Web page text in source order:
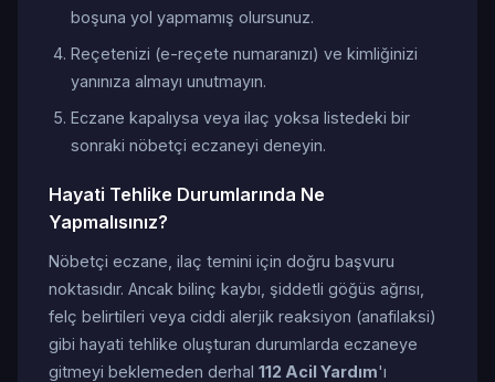
boşuna yol yapmamış olursunuz.
Reçetenizi (e-reçete numaranızı) ve kimliğinizi
yanınıza almayı unutmayın.
Eczane kapalıysa veya ilaç yoksa listedeki bir
sonraki nöbetçi eczaneyi deneyin.
Hayati Tehlike Durumlarında Ne
Yapmalısınız?
Nöbetçi eczane, ilaç temini için doğru başvuru
noktasıdır. Ancak bilinç kaybı, şiddetli göğüs ağrısı,
felç belirtileri veya ciddi alerjik reaksiyon (anafilaksi)
gibi hayati tehlike oluşturan durumlarda eczaneye
gitmeyi beklemeden derhal 112 Acil Yardım'ı